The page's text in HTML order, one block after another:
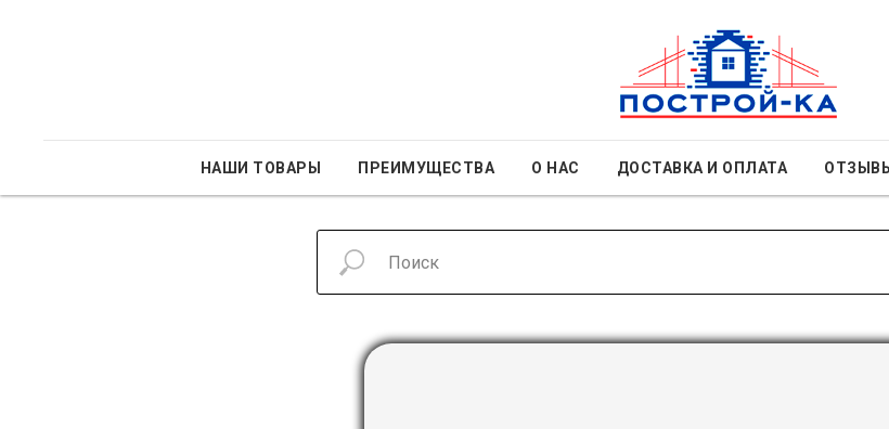
НАШИ ТОВАРЫ ПРЕИМУЩЕСТВА О НАС ДОСТАВКА И ОПЛАТА ОТЗЫВЫ